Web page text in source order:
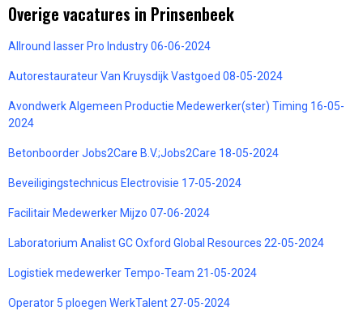
Overige vacatures in Prinsenbeek
Allround lasser Pro Industry 06-06-2024
Autorestaurateur Van Kruysdijk Vastgoed 08-05-2024
Avondwerk Algemeen Productie Medewerker(ster) Timing 16-05-
2024
Betonboorder Jobs2Care B.V.;Jobs2Care 18-05-2024
Beveiligingstechnicus Electrovisie 17-05-2024
Facilitair Medewerker Mijzo 07-06-2024
Laboratorium Analist GC Oxford Global Resources 22-05-2024
Logistiek medewerker Tempo-Team 21-05-2024
Operator 5 ploegen WerkTalent 27-05-2024